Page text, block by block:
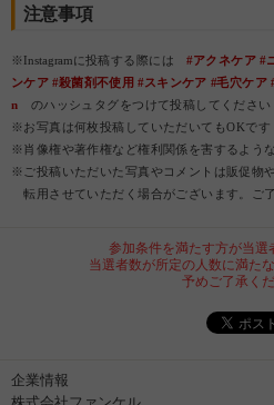
注意事項
※Instagramに投稿する際には#アクネケア #
ンケア #殺菌剤不使用 #スキンケア #毛穴ケア
n のハッシュタグをつけて投稿してください
※お写真は何枚投稿していただいてもOKです
※肖像権や著作権など権利関係を害するよう
※ご投稿いただいた写真やコメントは販促物
転用させていただく場合がございます。ご
参加条件を満たす方が当選
当選者数が所定の人数に満た
予めご了承くだ
企業情報